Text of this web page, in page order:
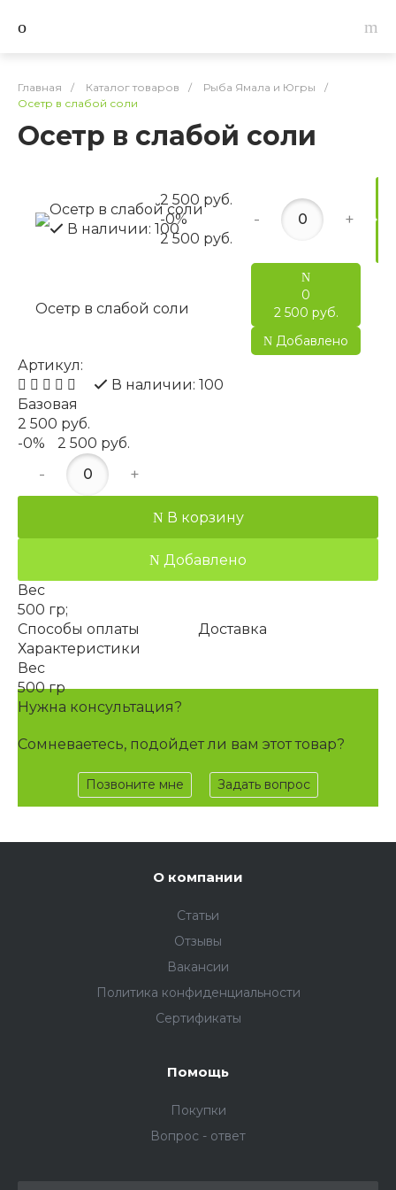
Главная / Каталог товаров / Рыба Ямала и Югры
/
Осетр в слабой соли
Осетр в слабой соли
Осетр в слабой соли
В наличии: 100
2 500 руб.
-0%
2 500 руб.
- +
Осетр в слабой соли
0
2 500 руб.
Добавлено
Артикул:
В наличии: 100
Базовая
2 500 руб.
-0%
2 500 руб.
- +
В корзину
Добавлено
Вес
500 гр;
Способы оплаты
Доставка
Характеристики
Вес
500 гр
Нужна консультация?
Сомневаетесь, подойдет ли вам этот товар?
Позвоните мне Задать вопрос
О компании
Статьи
Отзывы
Вакансии
Политика конфиденциальности
Сертификаты
Помощь
Покупки
Вопрос - ответ